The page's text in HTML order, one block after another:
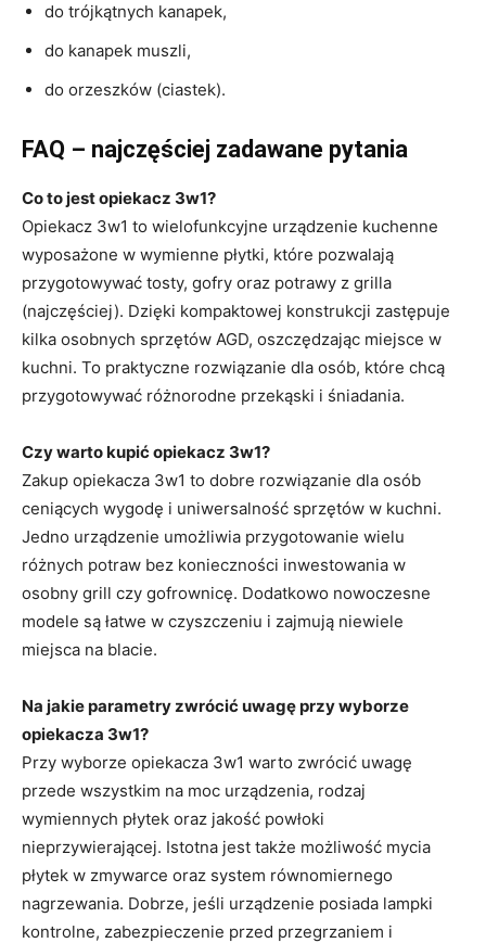
do trójkątnych kanapek,
do kanapek muszli,
do orzeszków (ciastek).
FAQ – najczęściej zadawane pytania
Co to jest opiekacz 3w1?
Opiekacz 3w1 to wielofunkcyjne urządzenie kuchenne
wyposażone w wymienne płytki, które pozwalają
przygotowywać tosty, gofry oraz potrawy z grilla
(najczęściej). Dzięki kompaktowej konstrukcji zastępuje
kilka osobnych sprzętów AGD, oszczędzając miejsce w
kuchni. To praktyczne rozwiązanie dla osób, które chcą
przygotowywać różnorodne przekąski i śniadania.
Czy warto kupić opiekacz 3w1?
Zakup opiekacza 3w1 to dobre rozwiązanie dla osób
ceniących wygodę i uniwersalność sprzętów w kuchni.
Jedno urządzenie umożliwia przygotowanie wielu
różnych potraw bez konieczności inwestowania w
osobny grill czy gofrownicę. Dodatkowo nowoczesne
modele są łatwe w czyszczeniu i zajmują niewiele
miejsca na blacie.
Na jakie parametry zwrócić uwagę przy wyborze
opiekacza 3w1?
Przy wyborze opiekacza 3w1 warto zwrócić uwagę
przede wszystkim na moc urządzenia, rodzaj
wymiennych płytek oraz jakość powłoki
nieprzywierającej. Istotna jest także możliwość mycia
płytek w zmywarce oraz system równomiernego
nagrzewania. Dobrze, jeśli urządzenie posiada lampki
kontrolne, zabezpieczenie przed przegrzaniem i